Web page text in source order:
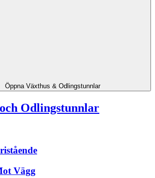
Öppna Växthus & Odlingstunnlar
Odlingstunnlar
Vägg